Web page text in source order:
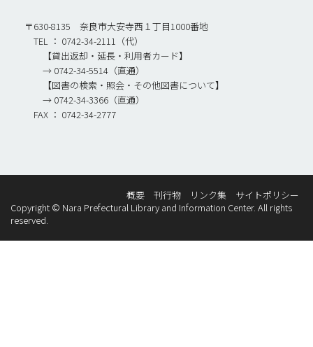
〒630-8135 奈良市大安寺西１丁目1000番地
TEL ： 0742-34-2111（代）
【貸出返却・延長・利用者カード】
→ 0742-34-5514（直通）
【図書の検索・照会・その他図書について】
→ 0742-34-3366（直通）
FAX ： 0742-34-2777
概要 刊行物 リンク集
サイトポリシー
Copyright © Nara Prefectural Library and Information Center. All rights
reserved.